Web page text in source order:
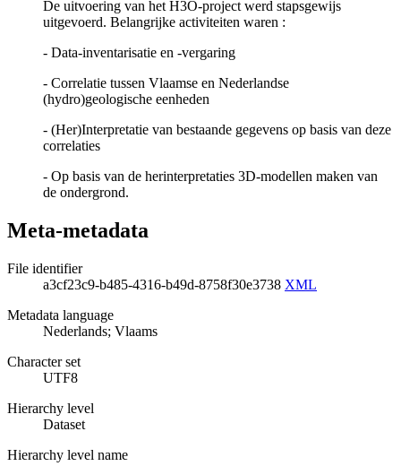
De uitvoering van het H3O-project werd stapsgewijs
uitgevoerd. Belangrijke activiteiten waren :
- Data-inventarisatie en -vergaring
- Correlatie tussen Vlaamse en Nederlandse
(hydro)geologische eenheden
- (Her)Interpretatie van bestaande gegevens op basis van deze
correlaties
- Op basis van de herinterpretaties 3D-modellen maken van
de ondergrond.
Meta-metadata
File identifier
a3cf23c9-b485-4316-b49d-8758f30e3738 XML
Metadata language
Nederlands; Vlaams
Character set
UTF8
Hierarchy level
Dataset
Hierarchy level name